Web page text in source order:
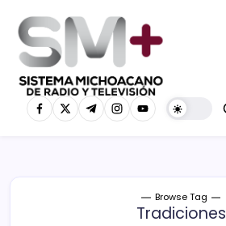
Browse Tag
Tradiciones